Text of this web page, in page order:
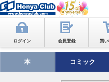
ログイン 会員登録 買
本 コミック